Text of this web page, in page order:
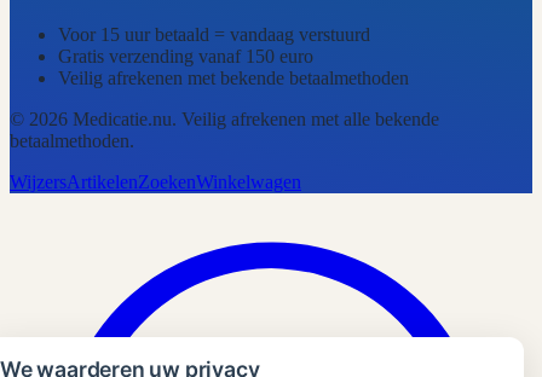
Voor 15 uur betaald = vandaag verstuurd
Gratis verzending vanaf 150 euro
Veilig afrekenen met bekende betaalmethoden
© 2026 Medicatie.nu. Veilig afrekenen met alle bekende
betaalmethoden.
WijzersArtikelenZoekenWinkelwagen
We waarderen uw privacy